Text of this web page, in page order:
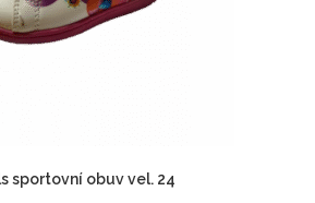
sportovní obuv vel. 24